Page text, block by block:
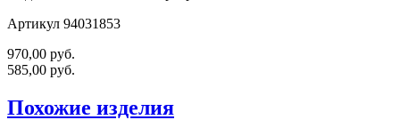
Артикул 94031853
970,00 руб.
585,00 руб.
Похожие изделия